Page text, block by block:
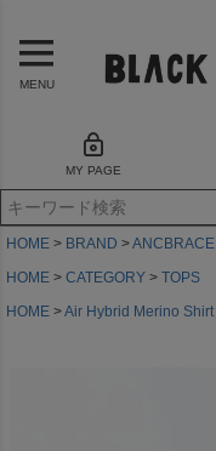
MENU
MY PAGE
HOME BRAND
ANCBRACE
HOME
CATEGORY
TOPS
HOME
Air Hybrid Merino Shirt